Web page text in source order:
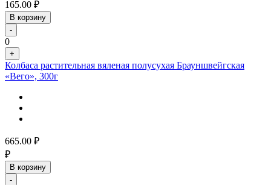
165.00 ₽
В корзину
-
0
+
Колбаса растительная вяленая полусухая Брауншвейгская
«Вего», 300г
665.00 ₽
₽
В корзину
-